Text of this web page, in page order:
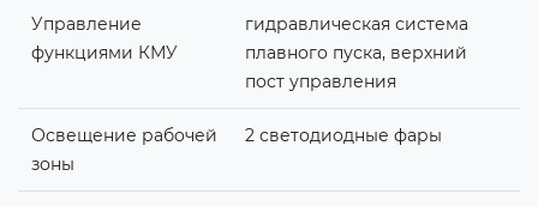
Управление
функциями КМУ
гидравлическая система
плавного пуска, верхний
пост управления
Освещение рабочей
зоны
2 светодиодные фары